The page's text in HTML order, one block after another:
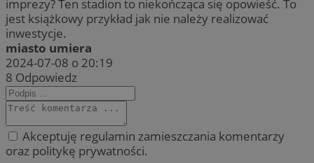
imprezy? Ten stadion to niekończąca się opowieść. To
jest książkowy przykład jak nie należy realizować
inwestycje.
miasto umiera
2024-07-08 o 20:19
8 Odpowiedz
Akceptuję regulamin zamieszczania komentarzy
oraz politykę prywatności.